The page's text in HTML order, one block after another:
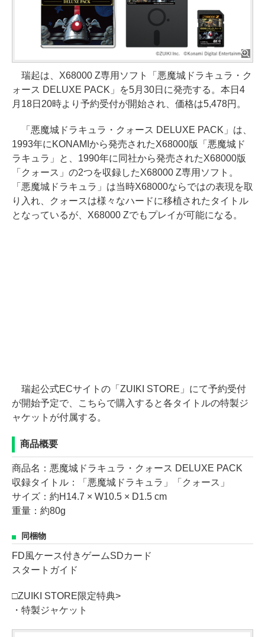
瑞起は、X68000 Z専用ソフト「悪魔城ドラキュラ・ク
ォース DELUXE PACK」を5月30日に発売する。本日4
月18日20時より予約受付が開始され、価格は5,478円。
「悪魔城ドラキュラ・クォース DELUXE PACK」は、
1993年にKONAMIから発売されたX68000版「悪魔城ド
ラキュラ」と、1990年に同社から発売されたX68000版
「クォース」の2つを収録したX68000 Z専用ソフト。
「悪魔城ドラキュラ」は当時X68000ならではの表現を取
り入れ、クォースは様々なハードに移植されたタイトル
となっているが、X68000 Zでもプレイが可能になる。
瑞起公式ECサイトの「ZUIKI STORE」にて予約受付
が開始予定で、こちらで購入すると各タイトルの特製ジ
ャケットが付属する。
商品概要
商品名：悪魔城ドラキュラ・クォース DELUXE PACK
収録タイトル：「悪魔城ドラキュラ」「クォース」
サイズ：約H14.7 × W10.5 × D1.5 cm
重量：約80g
同梱物
FD風ケース付きゲームSDカード
スタートガイド
□ZUIKI STORE限定特典>
・特製ジャケット